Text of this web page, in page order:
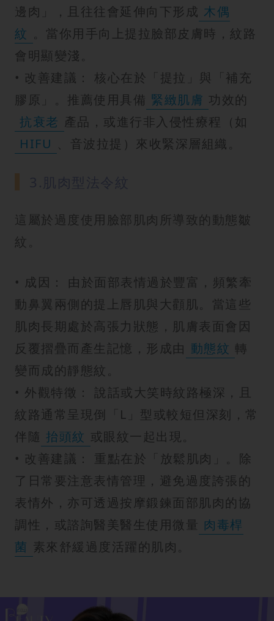
邊肉」，且往往會延伸向下形成 木偶
紋 。當你用手向上提拉臉部皮膚時，紋路
會明顯變淺。
• 改善建議： 核心在於「提拉」與「補充
膠原」。推薦使用具備 緊緻肌膚 功效的
抗衰老 產品，或進行非入侵性療程（如
HIFU 、音波拉提）來收緊深層組織。
這屬於過度使用臉部肌肉所導致的動態皺
紋。
• 成因： 由於面部表情過於豐富，頻繁牽
動鼻翼兩側的提上唇肌與大顴肌。當這些
肌肉長期處於高張力狀態，肌膚表面會因
反覆摺疊而產生記憶，形成由 動態紋 轉
變而成的靜態紋。
• 外觀特徵： 說話或大笑時紋路極深，且
紋路通常呈現倒「L」型或較短但深刻，常
伴隨 抬頭紋 或眼紋一起出現。
• 改善建議： 重點在於「放鬆肌肉」。除
了日常要注意表情管理，避免過度誇張的
表情外，亦可透過按摩鍛鍊面部肌肉的協
調性，或諮詢醫美醫生使用微量 肉毒桿
菌 素來舒緩過度活躍的肌肉。